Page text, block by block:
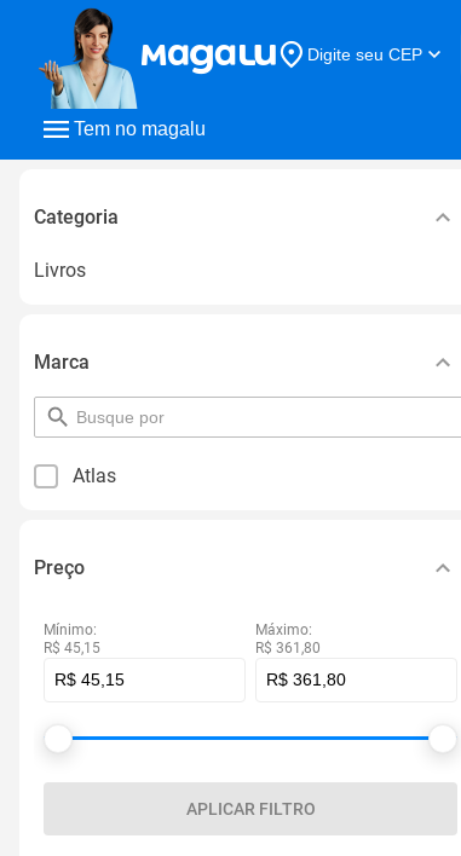
Tem no magalu
Digite seu CEP
Categoria
Livros
Marca
pesquisar
por
Atlas
Preço
Mínimo:
R$ 45,15
Máximo:
R$ 361,80
APLICAR FILTRO